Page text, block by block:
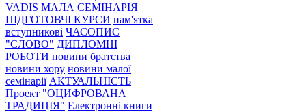
VADIS МАЛА СЕМІНАРІЯ
ПІДГОТОВЧІ КУРСИ пам'ятка
вступникові ЧАСОПИС
"СЛОВО" ДИПЛОМНІ
РОБОТИ новини братства
новини хору новини малої
семінарії АКТУАЛЬНІСТЬ
Проект "ОЦИФРОВАНА
ТРАДИЦІЯ" Електронні книги